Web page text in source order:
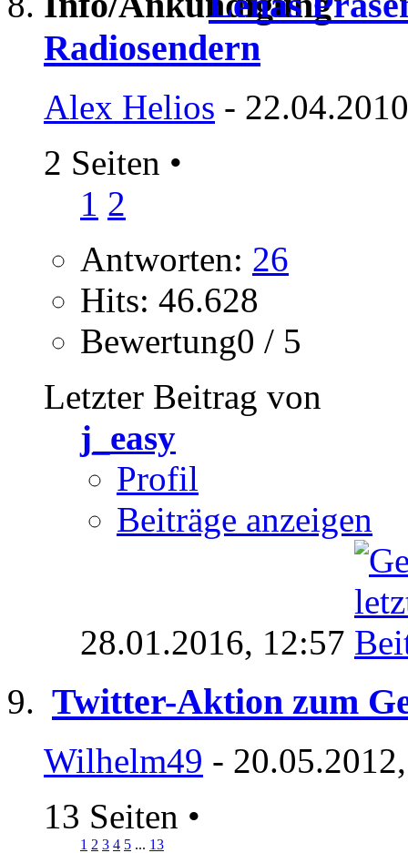
Radiosendern
Alex Helios -
2 Seiten •
1 2
Antworten: 26
Hits: 46.628
Bewertung0 / 5
Letzter Beitrag von
j_easy
Profil
Beiträge anzeigen
28.01.2016, 12:57
Twitter-Aktion zum
Wilhelm49 -
13 Seiten •
1 2 3 4 5 ... 13